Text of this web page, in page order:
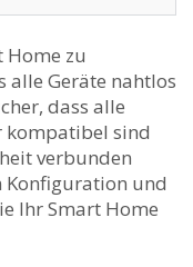
⁤Home zu
alle Geräte nahtlos
dass alle
kompatibel sind
verbunden
Konfiguration und
Ihr Smart Home​